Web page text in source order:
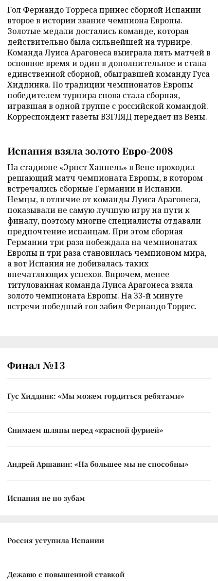
Гол Фернандо Торреса принес сборной Испании
второе в истории звание чемпиона Европы.
Золотые медали достались команде, которая
действительно была сильнейшей на турнире.
Команда Луиса Арагонеса выиграла пять матчей в
основное время и один в дополнительное и стала
единственной сборной, обыгравшей команду Гуса
Хиддинка. По традиции чемпионатов Европы
победителем турнира снова стала сборная,
игравшая в одной группе с российской командой.
Корреспондент газеты ВЗГЛЯД передает из Вены.
Испания взяла золото Евро-2008
На стадионе «Эрнст Хаппель» в Вене проходил
решающий матч чемпионата Европы, в котором
встречались сборные Германии и Испании.
Немцы, в отличие от команды Луиса Арагонеса,
показывали не самую лучшую игру на пути к
финалу, поэтому многие специалисты отдавали
предпочтение испанцам. При этом сборная
Германии три раза побеждала на чемпионатах
Европы и три раза становилась чемпионом мира,
а вот Испания не добивалась таких
впечатляющих успехов. Впрочем, менее
титулованная команда Луиса Арагонеса взяла
золото чемпионата Европы. На 33-й минуте
встречи победный гол забил Фернандо Торрес.
Финал №13
Гус Хиддинк: «Мы можем гордиться ребятами»
Снимаем шляпы перед «красной фурией»
Андрей Аршавин: «На большее мы не способны»
Испания не по зубам
Россия уступила Испании
Дежавю с повышенной ставкой